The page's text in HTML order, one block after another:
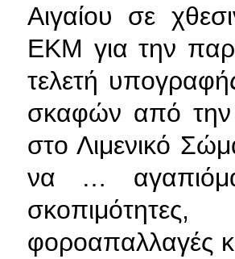
Αιγαίου σε
ΕΚΜ για την
τελετή
σκαφών από
στο Λιμενικό
να …
φοροαπαλλαγές